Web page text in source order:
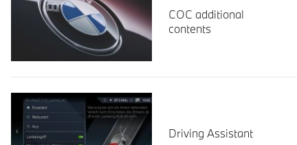
COC additional
contents
Driving Assistant